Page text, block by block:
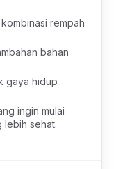
rempah
bahan
gaya hidup
ingin mulai
lebih sehat.